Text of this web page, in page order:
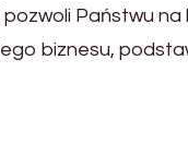
Państwu
biznesu,